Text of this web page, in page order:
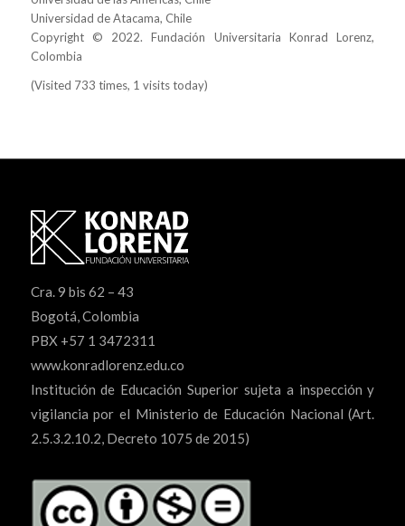
Universidad de Atacama, Chile
Copyright © 2022. Fundación Universitaria Konrad Lorenz,
Colombia
(Visited 733 times, 1 visits today)
Cra. 9 bis 62 – 43
Bogotá, Colombia
PBX +57 1 3472311
www.konradlorenz.edu.co
Institución de Educación Superior sujeta a inspección y
vigilancia por el Ministerio de Educación Nacional (Art.
2.5.3.2.10.2, Decreto 1075 de 2015)